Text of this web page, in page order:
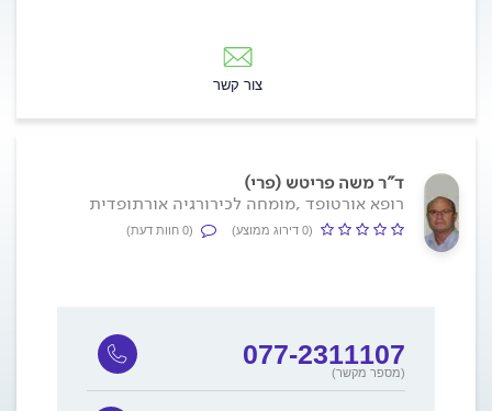
צור קשר
ד"ר משה פריטש (פרי)
רופא אורטופד ,מומחה לכירורגיה אורתופדית
(0 דירוג ממוצע) (0 חוות דעת)
077-2311107
(מספר מקשר)